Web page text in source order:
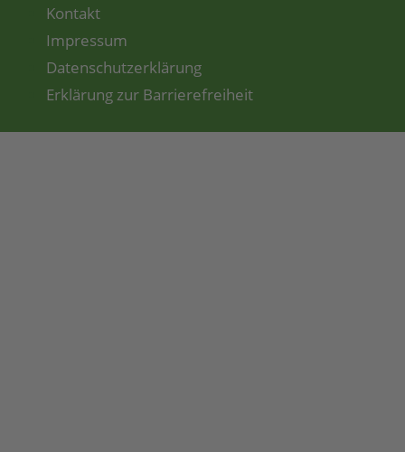
Kontakt
Impressum
Datenschutzerklärung
Erklärung zur Barrierefreiheit